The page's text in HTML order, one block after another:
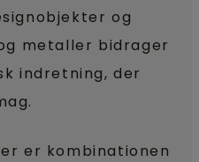
og
metaller bidrager
indretning, der
er kombinationen